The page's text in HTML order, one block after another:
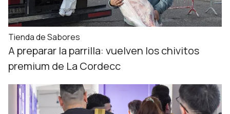
Tienda de Sabores
A preparar la parrilla: vuelven los chivitos
premium de La Cordecc